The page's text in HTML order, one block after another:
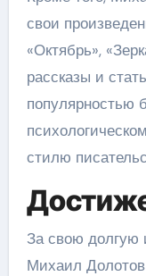
свои
«Октябрь»,
рассказы и
популярностью
стилю
За свою долгую
Михаил